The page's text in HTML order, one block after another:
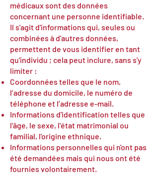
médicaux sont des données
concernant une personne identifiable.
Il s'agit d'informations qui, seules ou
combinées à d'autres données,
permettent de vous identifier en tant
qu'individu ; cela peut inclure, sans s'y
limiter :
Coordonnées telles que le nom,
l’adresse du domicile, le numéro de
téléphone et l’adresse e-mail.
Informations d'identification telles que
l'âge, le sexe, l'état matrimonial ou
familial, l'origine ethnique.
Informations personnelles qui n'ont pas
été demandées mais qui nous ont été
fournies volontairement.